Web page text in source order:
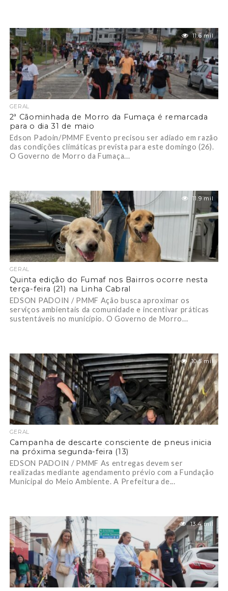
11.6 mil
GERAL
2ª Cãominhada de Morro da Fumaça é remarcada
para o dia 31 de maio
Edson Padoin/PMMF Evento precisou ser adiado em razão
das condições climáticas prevista para este domingo (26).
O Governo de Morro da Fumaça...
11.9 mil
GERAL
Quinta edição do Fumaf nos Bairros ocorre nesta
terça-feira (21) na Linha Cabral
EDSON PADOIN / PMMF Ação busca aproximar os
serviços ambientais da comunidade e incentivar práticas
sustentáveis no município. O Governo de Morro...
10.5 mil
GERAL
Campanha de descarte consciente de pneus inicia
na próxima segunda-feira (13)
EDSON PADOIN / PMMF As entregas devem ser
realizadas mediante agendamento prévio com a Fundação
Municipal do Meio Ambiente. A Prefeitura de...
13.4 mil